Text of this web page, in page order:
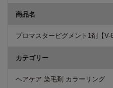
商品名
プロマスターピグメント1剤【V-
カテゴリー
ヘアケア 染毛剤 カラーリング